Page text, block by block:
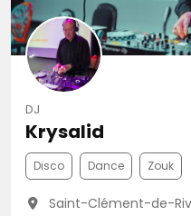
DJ
Krysalid
Disco Dance Zouk
Saint-Clément-de-